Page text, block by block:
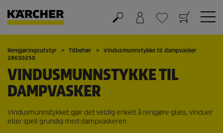
Handlekurv
Ønskeliste
Rengjøringsutstyr Tilbehør
Vindusmunnstykke til dampvasker
28630250
VINDUSMUNNSTYKKE TIL
DAMPVASKER
Vindusmunnstykket gjør det veldig enkelt å rengjøre glass, vinduer
eller speil grundig med dampvaskeren